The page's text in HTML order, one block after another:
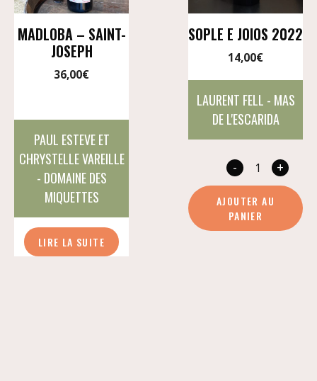
MADLOBA – SAINT-
JOSEPH
36,00€
PAUL ESTEVE ET
CHRYSTELLE VAREILLE
- DOMAINE DES
MIQUETTES
LIRE LA SUITE
SOPLE E JOIOS 2022
14,00€
LAURENT FELL - MAS
DE L'ESCARIDA
-
de
e
+
AJOUTER AU
PANIER